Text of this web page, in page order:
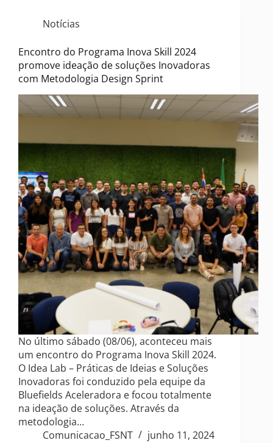
Notícias
Encontro do Programa Inova Skill 2024
promove ideação de soluções Inovadoras
com Metodologia Design Sprint
No último sábado (08/06), aconteceu mais
um encontro do Programa Inova Skill 2024.
O Idea Lab – Práticas de Ideias e Soluções
Inovadoras foi conduzido pela equipe da
Bluefields Aceleradora e focou totalmente
na ideação de soluções. Através da
metodologia…
Comunicacao_FSNT
junho 11, 2024